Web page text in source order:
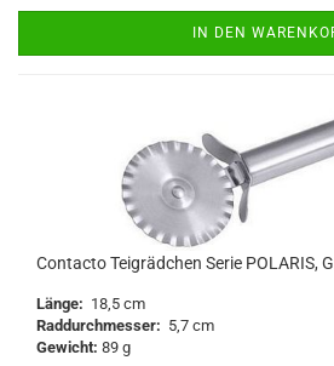
IN DEN
Contacto Teigrädchen Serie POLARIS,
Länge: 18,5 cm
Raddurchmesser: 5,7 cm
Gewicht: 89 g